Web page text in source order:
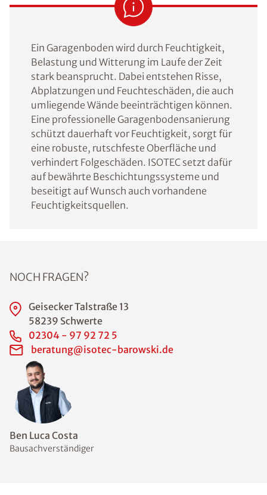
Ein Garagenboden wird durch Feuchtigkeit,
Belastung und Witterung im Laufe der Zeit
stark beansprucht. Dabei entstehen Risse,
Abplatzungen und Feuchteschäden, die auch
umliegende Wände beeinträchtigen können.
Eine professionelle Garagenbodensanierung
schützt dauerhaft vor Feuchtigkeit, sorgt für
eine robuste, rutschfeste Oberfläche und
verhindert Folgeschäden. ISOTEC setzt dafür
auf bewährte Beschichtungssysteme und
beseitigt auf Wunsch auch vorhandene
Feuchtigkeitsquellen.
Ben Luca Costa
Bausachverständiger
NOCH FRAGEN?
Geisecker Talstraße 13
58239 Schwerte
02304 - 97 92 72 5
beratung@isotec-barowski.de